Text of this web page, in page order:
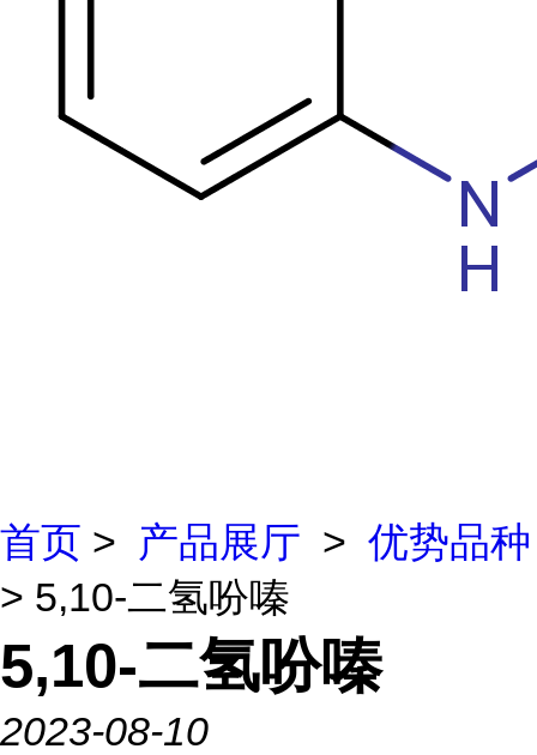
首页 > 产品展厅 > 优势品种
> 5,10-二氢吩嗪
5,10-二氢吩嗪
2023-08-10